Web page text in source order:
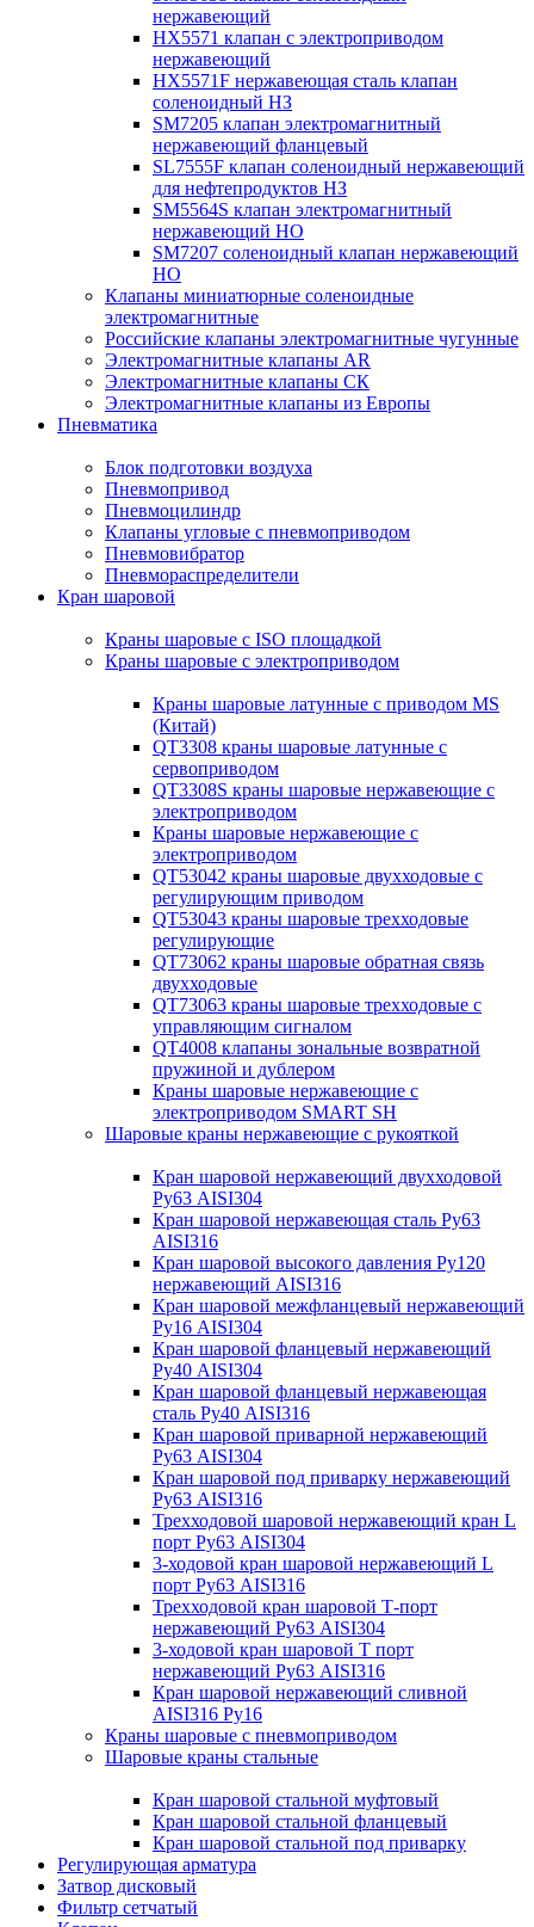
нержавеющий
HX5571 клапан с электроприводом
нержавеющий
HX5571F нержавеющая сталь клапан
соленоидный НЗ
SM7205 клапан электромагнитный
нержавеющий фланцевый
SL7555F клапан соленоидный нержавеющий
для нефтепродуктов НЗ
SM5564S клапан электромагнитный
нержавеющий НО
SM7207 соленоидный клапан нержавеющий
НО
Клапаны миниатюрные соленоидные
электромагнитные
Российские клапаны электромагнитные чугунные
Электромагнитные клапаны AR
Электромагнитные клапаны СК
Электромагнитные клапаны из Европы
Пневматика
Блок подготовки воздуха
Пневмопривод
Пневмоцилиндр
Клапаны угловые с пневмоприводом
Пневмовибратор
Пневмораспределители
Кран шаровой
Краны шаровые с ISO площадкой
Краны шаровые с электроприводом
Краны шаровые латунные с приводом MS
(Китай)
QT3308 краны шаровые латунные с
сервоприводом
QT3308S краны шаровые нержавеющие с
электроприводом
Краны шаровые нержавеющие с
электроприводом
QT53042 краны шаровые двухходовые с
регулирующим приводом
QT53043 краны шаровые трехходовые
регулирующие
QT73062 краны шаровые обратная связь
двухходовые
QT73063 краны шаровые трехходовые с
управляющим сигналом
QT4008 клапаны зональные возвратной
пружиной и дублером
Краны шаровые нержавеющие с
электроприводом SMART SH
Шаровые краны нержавеющие с рукояткой
Кран шаровой нержавеющий двухходовой
Ру63 AISI304
Кран шаровой нержавеющая сталь Ру63
AISI316
Кран шаровой высокого давления Ру120
нержавеющий AISI316
Кран шаровой межфланцевый нержавеющий
Ру16 AISI304
Кран шаровой фланцевый нержавеющий
Ру40 AISI304
Кран шаровой фланцевый нержавеющая
сталь Ру40 AISI316
Кран шаровой приварной нержавеющий
Ру63 AISI304
Кран шаровой под приварку нержавеющий
Ру63 AISI316
Трехходовой шаровой нержавеющий кран L
порт Ру63 AISI304
3-ходовой кран шаровой нержавеющий L
порт Ру63 AISI316
Трехходовой кран шаровой Т-порт
нержавеющий Ру63 AISI304
3-ходовой кран шаровой Т порт
нержавеющий Ру63 AISI316
Кран шаровой нержавеющий сливной
AISI316 Ру16
Краны шаровые с пневмоприводом
Шаровые краны стальные
Кран шаровой стальной муфтовый
Кран шаровой стальной фланцевый
Кран шаровой стальной под приварку
Регулирующая арматура
Затвор дисковый
Фильтр сетчатый